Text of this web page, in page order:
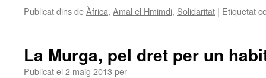
Publicat dins deÀfrica, Amal el Hmimdi, Solidaritat | Etiquetat
La Murga, pel dret per un
Publicat el 2 maig 2013 per